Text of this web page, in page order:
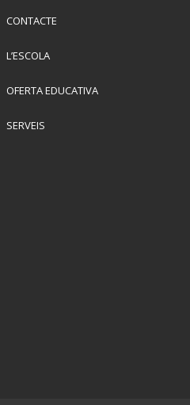
CONTACTE
L’ESCOLA
OFERTA EDUCATIVA
SERVEIS